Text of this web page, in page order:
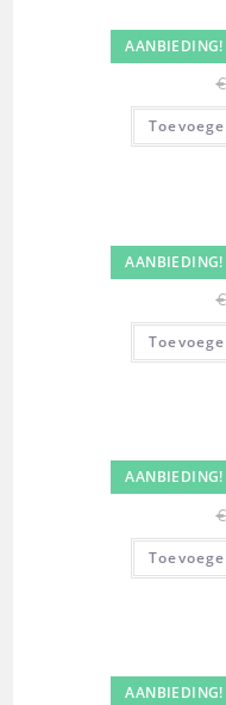
AANBIEDING!
€
AANBIEDING!
€
AANBIEDING!
€
AANBIEDING!